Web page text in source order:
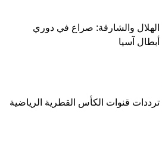
الهلال والشارقة: صراع في دوري
أبطال آسيا
ترددات قنوات الكأس القطرية الرياضية